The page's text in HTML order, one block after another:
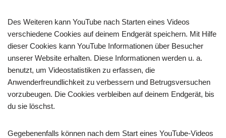
Des Weiteren kann YouTube nach Starten eines Videos
verschiedene Cookies auf deinem Endgerät speichern. Mit Hilfe
dieser Cookies kann YouTube Informationen über Besucher
unserer Website erhalten. Diese Informationen werden u. a.
benutzt, um Videostatistiken zu erfassen, die
Anwenderfreundlichkeit zu verbessern und Betrugsversuchen
vorzubeugen. Die Cookies verbleiben auf deinem Endgerät, bis
du sie löschst.
Gegebenenfalls können nach dem Start eines YouTube-Videos